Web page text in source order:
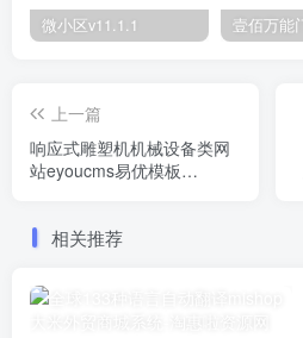
微小区v11.1.1
上一篇
响应式雕塑机机械设备类网
站eyoucms易优模板
相关推荐